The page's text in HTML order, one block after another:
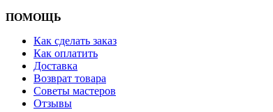
ПОМОЩЬ
Как сделать заказ
Как оплатить
Доставка
Возврат товара
Советы мастеров
Отзывы